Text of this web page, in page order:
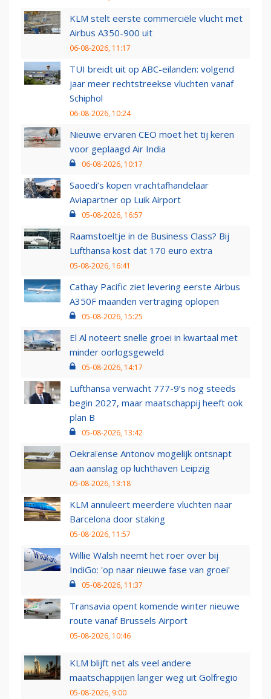
KLM stelt eerste commerciële vlucht met
Airbus A350-900 uit
06-08-2026, 11:17
TUI breidt uit op ABC-eilanden: volgend
jaar meer rechtstreekse vluchten vanaf
Schiphol
06-08-2026, 10:24
Nieuwe ervaren CEO moet het tij keren
voor geplaagd Air India
06-08-2026, 10:17
Saoedi’s kopen vrachtafhandelaar
Aviapartner op Luik Airport
05-08-2026, 16:57
Raamstoeltje in de Business Class? Bij
Lufthansa kost dat 170 euro extra
05-08-2026, 16:41
Cathay Pacific ziet levering eerste Airbus
A350F maanden vertraging oplopen
05-08-2026, 15:25
El Al noteert snelle groei in kwartaal met
minder oorlogsgeweld
05-08-2026, 14:17
Lufthansa verwacht 777-9’s nog steeds
begin 2027, maar maatschappij heeft ook
plan B
05-08-2026, 13:42
Oekraïense Antonov mogelijk ontsnapt
aan aanslag op luchthaven Leipzig
05-08-2026, 13:18
KLM annuleert meerdere vluchten naar
Barcelona door staking
05-08-2026, 11:57
Willie Walsh neemt het roer over bij
IndiGo: 'op naar nieuwe fase van groei'
05-08-2026, 11:37
Transavia opent komende winter nieuwe
route vanaf Brussels Airport
05-08-2026, 10:46
KLM blijft net als veel andere
maatschappijen langer weg uit Golfregio
05-08-2026, 9:00